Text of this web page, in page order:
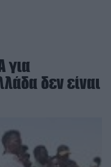
για
δεν είναι